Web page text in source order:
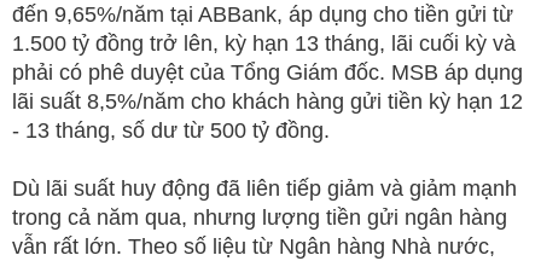
đến 9,65%/năm tại ABBank, áp dụng cho tiền gửi từ
1.500 tỷ đồng trở lên, kỳ hạn 13 tháng, lãi cuối kỳ và
phải có phê duyệt của Tổng Giám đốc. MSB áp dụng
lãi suất 8,5%/năm cho khách hàng gửi tiền kỳ hạn 12
- 13 tháng, số dư từ 500 tỷ đồng.
Dù lãi suất huy động đã liên tiếp giảm và giảm mạnh
trong cả năm qua, nhưng lượng tiền gửi ngân hàng
vẫn rất lớn. Theo số liệu từ Ngân hàng Nhà nước,